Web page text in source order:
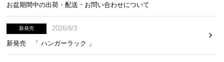
お盆期間中の出荷・配送・お問い合わせについて
新発売
2026/8/3
新発売 「 ハンガーラック 」